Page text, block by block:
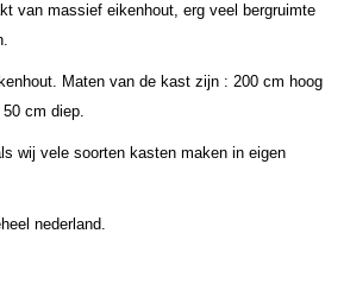
van massief eikenhout, erg veel bergruimte
Maten van de kast zijn : 200 cm hoog
cm diep.
wij vele soorten kasten maken in eigen
nederland.